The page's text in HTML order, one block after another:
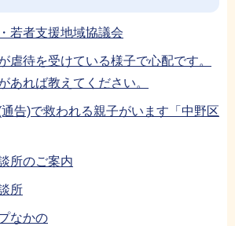
若者支援地域協議会
虐待を受けている様子で心配です。
あれば教えてください。
告)で救われる親子がいます「中野区
所のご案内
所
なかの